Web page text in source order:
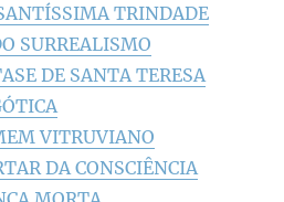
TRINDADE
SURREALISMO
DE SANTA TERESA
VITRUVIANO
DA CONSCIÊNCIA